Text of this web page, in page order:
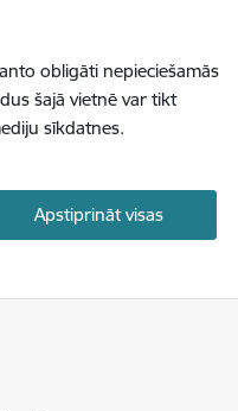
obligāti nepieciešamās
šajā vietnē var tikt
sīkdatnes.
Apstiprināt visas